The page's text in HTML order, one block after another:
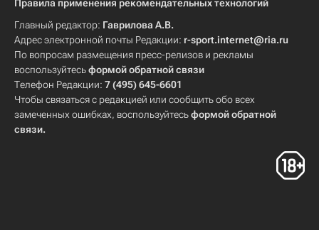
Правила применения рекомендательных технологий
Главный редактор: Гаврилова А.В.
Адрес электронной почты Редакции: r-sport.internet@ria.ru
По вопросам размещения пресс-релизов и рекламы
воспользуйтесьформой обратной связи
Телефон Редакции: 7 (495) 645-6601
Чтобы связаться с редакцией или сообщить обо всех
замеченных ошибках, воспользуйтесьформой обратной
связи.